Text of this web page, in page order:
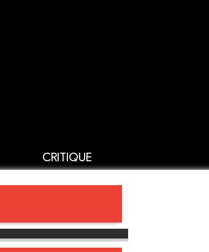
CRITIQUE